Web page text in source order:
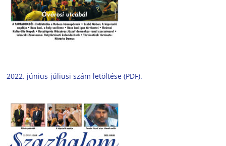
2022. június-júliusi szám letöltése (PDF).